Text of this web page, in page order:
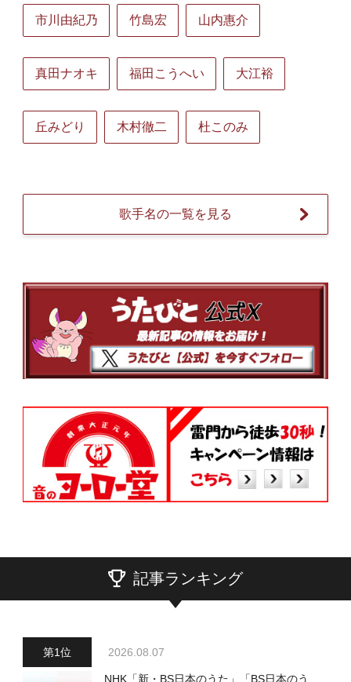
市川由紀乃 竹島宏 山内惠介
真田ナオキ 福田こうへい 大江裕
丘みどり 木村徹二 杜このみ
歌手名の一覧を見る
記事ランキング
2026.08.07
NHK「新・BS日本のうた」「BS日本のう